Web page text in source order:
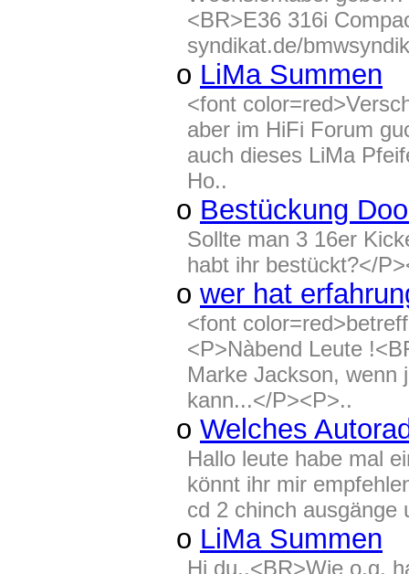
<BR>E36 316i
syndikat.de/
o LiMa Summen
<font
aber im HiFi Forum
auch dieses LiMa
Ho..
o Bestückung
Sollte man 3 16er
habt ihr bestückt?</
o wer hat
<font
<P>Nàbend Leute
Marke Jackson, wenn
kann...</P><P>..
o Welches
Hallo leute habe mal
könnt ihr mir
cd 2 chinch ausgänge
o LiMa Summen
Hi du..<BR>Wie o.g.